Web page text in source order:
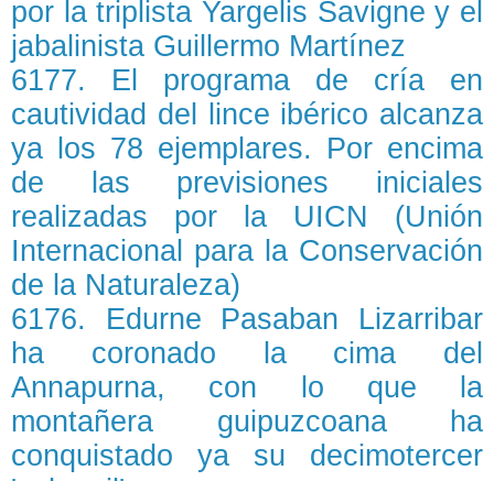
por la triplista Yargelis Savigne y el
jabalinista Guillermo Martínez
6177. El programa de cría en
cautividad del lince ibérico alcanza
ya los 78 ejemplares. Por encima
de las previsiones iniciales
realizadas por la UICN (Unión
Internacional para la Conservación
de la Naturaleza)
6176. Edurne Pasaban Lizarribar
ha coronado la cima del
Annapurna, con lo que la
montañera guipuzcoana ha
conquistado ya su decimotercer